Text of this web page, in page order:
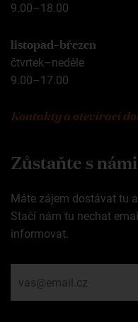
9.00–18.00
listopad–březen
čtvrtek–neděle
9.00–17.00
Kontakty a otevírací
Zůstaňte s námi
Máte zájem dostávat tu
Stačí nám tu nechat
informovat.